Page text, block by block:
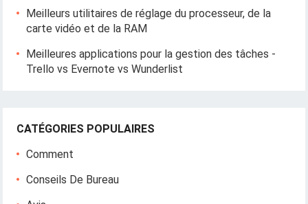
Meilleurs utilitaires de réglage du processeur, de la
carte vidéo et de la RAM
Meilleures applications pour la gestion des tâches -
Trello vs Evernote vs Wunderlist
CATÉGORIES POPULAIRES
Comment
Conseils De Bureau